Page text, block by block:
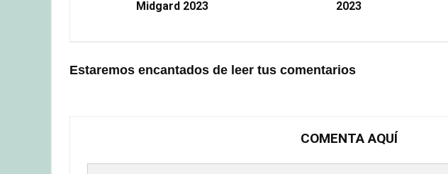
Midgard 2023
2023
Estaremos encantados de leer tus comentarios
COMENTA AQUÍ